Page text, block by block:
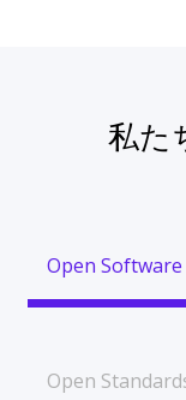
私た
Open Software
Open